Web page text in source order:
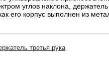
углов наклона,
его корпус выполнен из
третья рука